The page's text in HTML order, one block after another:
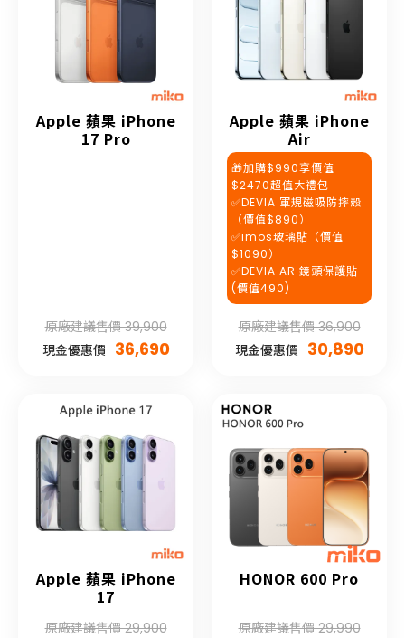
Apple 蘋果 iPhone
17 Pro
原廠建議售價 39,900
現金優惠價 36,690
Apple 蘋果 iPhone
Air
🎁加購$990享價值
$2470超值大禮包
✅DEVIA 軍規磁吸防摔殼
（價值$890）
✅imos玻璃貼（價值
$1090）
✅DEVIA AR 鏡頭保護貼
(價值490)
原廠建議售價 36,900
現金優惠價 30,890
Apple 蘋果 iPhone
17
原廠建議售價 29,900
HONOR 600 Pro
原廠建議售價 29,990